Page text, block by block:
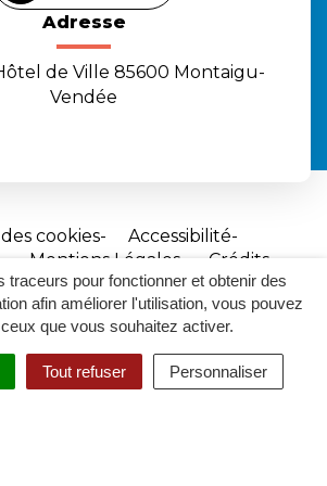
traceurs pour fonctionner et obtenir des
afin améliorer l'utilisation, vous pouvez
que vous souhaitez activer.
Tout refuser Personnaliser
RECHERCHER
ACCESSIBILITÉ
Adresse
de Ville 85600 Montaigu-
Vendée
cookies
Accessibilité
Mentions Légales
Crédits
Site
réalisé
par
Inovagora